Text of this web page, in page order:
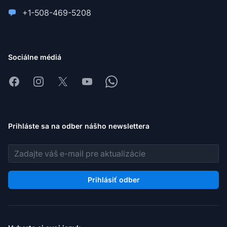
+1-508-469-5208
Sociálne médiá
FacebookInstagram
X YoutubeWhatsapp
Prihláste sa na odber nášho newslettera
E-mailová adresa
Prihlásiť odber